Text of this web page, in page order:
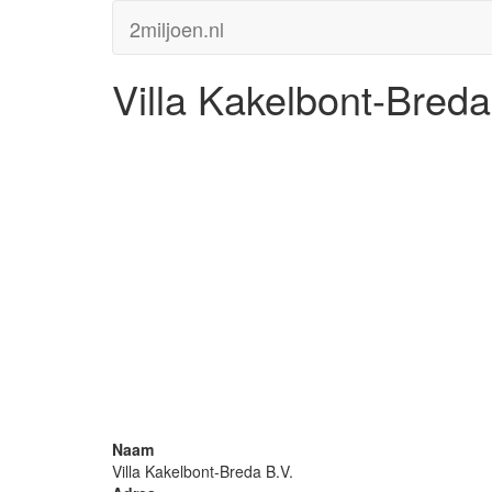
2miljoen.nl
Villa Kakelbont-
Naam
Villa Kakelbont-Breda B.V.